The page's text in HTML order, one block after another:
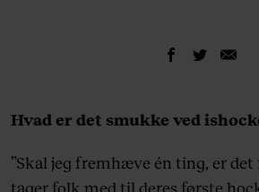
Hvad er det smukke ved
”Skal jeg fremhæve én ting, er det
tager folk med til deres første